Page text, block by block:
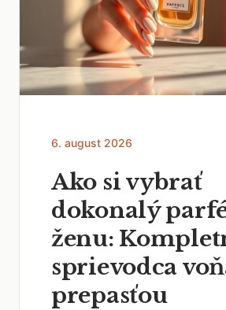
6. august 2026
Ako si vybrať
dokonalý
ženu:
sprievodca
prepasťou